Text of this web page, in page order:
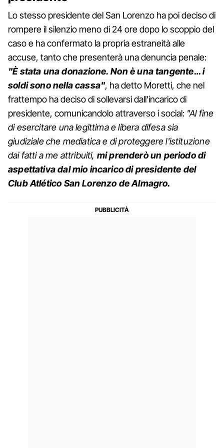
Lo stesso presidente del San Lorenzo ha poi deciso di
rompere il silenzio meno di 24 ore dopo lo scoppio del
caso e ha confermato la propria estraneità alle
accuse, tanto che presenterà una denuncia penale:
"È stata una donazione. Non è una tangente… i
soldi sono nella cassa", ha detto Moretti, che nel
frattempo ha deciso di sollevarsi dall'incarico di
presidente, comunicandolo attraverso i social: "Al fine
di esercitare una legittima e libera difesa sia
giudiziale che mediatica e di proteggere l'istituzione
dai fatti a me attribuiti, mi prenderò un periodo di
aspettativa dal mio incarico di presidente del
Club Atlético San Lorenzo de Almagro.